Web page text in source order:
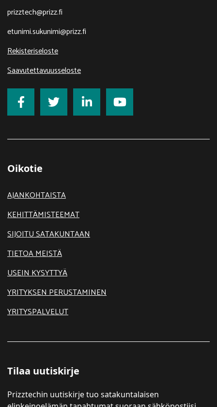
prizztech@prizz.fi
etunimi.sukunimi@prizz.fi
Rekisteriseloste
Saavutettavuusseloste
Oikotie
AJANKOHTAISTA
KEHITTÄMISTEEMAT
SIJOITU SATAKUNTAAN
TIETOA MEISTÄ
USEIN KYSYTTYÄ
YRITYKSEN PERUSTAMINEN
YRITYSPALVELUT
Tilaa uutiskirje
Prizztechin uutiskirje tuo satakuntalaisen